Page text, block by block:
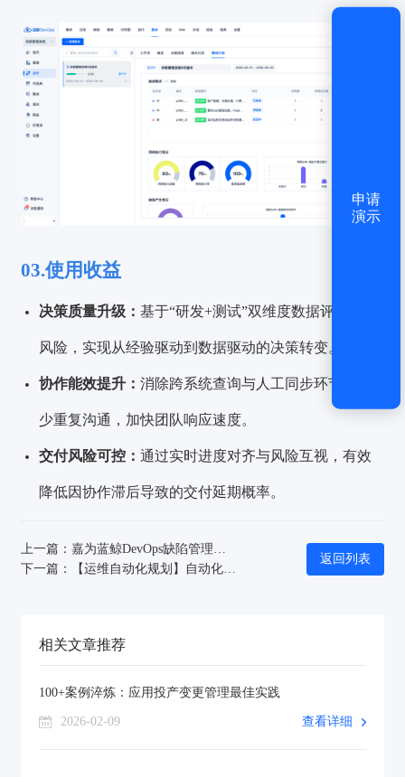
03.使用收益
决策质量升级：基于“研发+测试”双维度数据评估发布
风险，实现从经验驱动到数据驱动的决策转变。
协作能效提升：消除跨系统查询与人工同步环节，减
少重复沟通，加快团队响应速度。
交付风险可控：通过实时进度对齐与风险互视，有效
降低因协作滞后导致的交付延期概率。
上一篇：嘉为蓝鲸DevOps缺陷管理协同中枢：破解 “单测多研” 质量困局，打造高效协同新范式
下一篇：【运维自动化规划】自动化作业设计：从原子操作到流程编排的工程化实践
返回列表
相关文章推荐
100+案例淬炼：应用投产变更管理最佳实践
2026-02-09 查看详细
立即注册
申请
演示